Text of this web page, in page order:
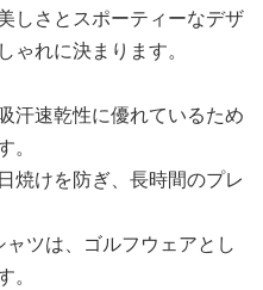
しさとスポーティーなデザ
れに決まります。
汗速乾性に優れているため
焼けを防ぎ、長時間のプレ
ツは、ゴルフウェアとし